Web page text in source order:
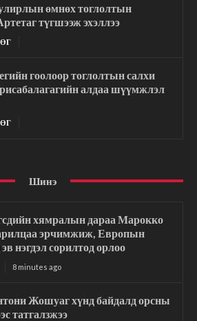
өмнөх тоглолтын
түгшээж эхэллээ
гоолоор тоглолтын салхи
алдаа шүүмжлэл
Шинэ
хямралын дараа Марокко
эрчимжиж, Европын
нэгдэл сорилтод орлоо
8 minutes ago
Жошуаг хүнд байдалд орсны
татгалзжээ